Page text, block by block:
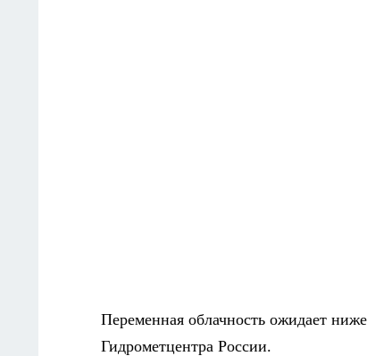
Переменная облачность ожидает
Гидрометцентра России.